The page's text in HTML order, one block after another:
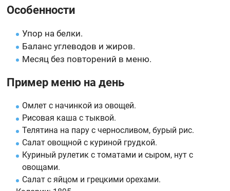
Особенности
Упор на белки.
Баланс углеводов и жиров.
Месяц без повторений в меню.
Пример меню на день
Омлет с начинкой из овощей.
Рисовая каша с тыквой.
Телятина на пару с черносливом, бурый рис.
Салат овощной с куриной грудкой.
Куриный рулетик с томатами и сыром, нут с
овощами.
Салат с яйцом и грецкими орехами.